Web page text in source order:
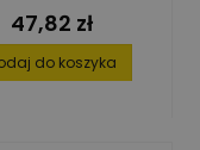
X 400 MM
Cena
47,82 zł
do koszyka